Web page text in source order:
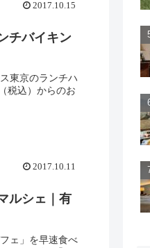
2017.10.15
チバイキン
東京のランチハ
税込）からのお
2017.10.11
ルシェ｜有
ェ」を早速食べ